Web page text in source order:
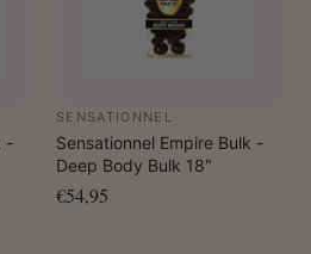
-
SENSATIONNEL
Sensationnel Empire Bulk -
Deep Body Bulk 18"
€54,95